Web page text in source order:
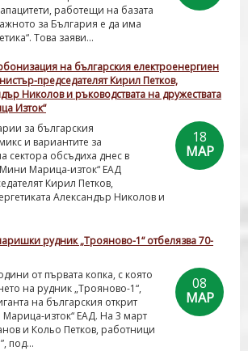
работещи на базата
за България е да има
Това заяви...
на българския електроенергиен
председателят Кирил Петков,
Николов и ръководствата на дружествата
Изток“
18
МАР
за българския
и вариантите за
сектора обсъдиха днес в
Марица-изток“ ЕАД
Кирил Петков,
Александър Николов и
рудник „Трояново-1“ отбелязва 70-
08
МАР
от първата копка, с която
на рудник „Трояново-1“,
на българския открит
изток“ ЕАД. На 3 март
и Кольо Петков, работници
под...